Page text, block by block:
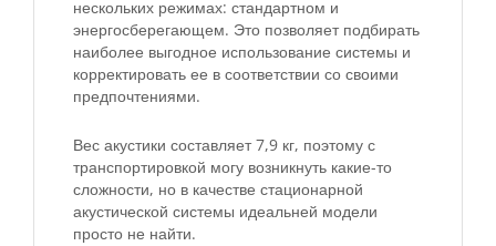
нескольких режимах: стандартном и
энергосберегающем. Это позволяет подбирать
наиболее выгодное использование системы и
корректировать ее в соответствии со своими
предпочтениями.
Вес акустики составляет 7,9 кг, поэтому с
транспортировкой могу возникнуть какие-то
сложности, но в качестве стационарной
акустической системы идеальней модели
просто не найти.